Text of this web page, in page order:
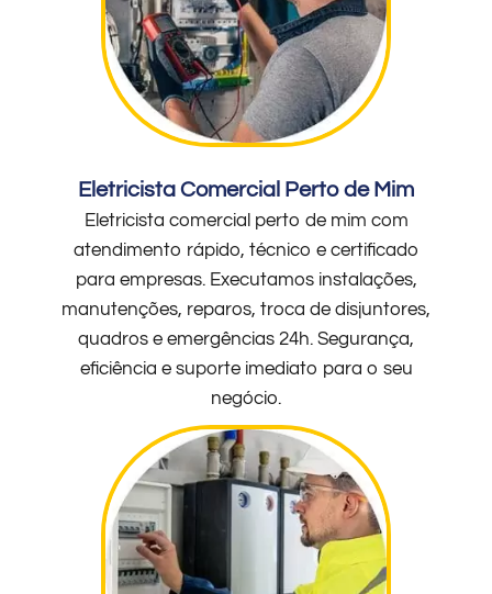
Eletricista Comercial Perto de Mim
Eletricista comercial perto de mim com
atendimento rápido, técnico e certificado
para empresas. Executamos instalações,
manutenções, reparos, troca de disjuntores,
quadros e emergências 24h. Segurança,
eficiência e suporte imediato para o seu
negócio.